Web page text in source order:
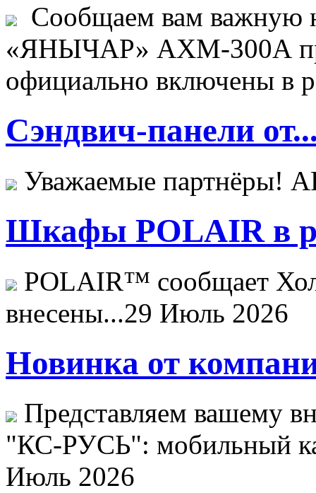
Сообщаем вам важную
«ЯНЫЧАР» АХМ-300А
официально включены в
Сэндвич-панели
Уважаемые
Шкафы POLAIR в
POLAIR™ сообщает
внесены...29 Июль 2026
Новинка от
Представляем вашему
"КС-РУСЬ": мобильный
Июль 2026